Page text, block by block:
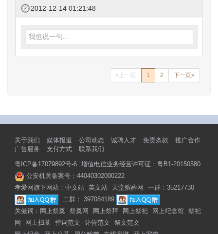
2012-12-14 01:21:48
我也说一句...
«上一页 1 2 下一页»
关于我们 媒体报道 公司动态 诚聘人才 免责条款
推广合作
广告服务
支付方式 联系我们
粤ICP备17079892号-6 增值电信业务经营许可证：粤B1-20150580
公安机关备案号：44040302000222
孝爱网旗下网站： 中文站 英文站 天堂殡葬网
一群：35217730
二群： 397084189
关健词： 网上祭奠 祭奠网 网上祭拜 网上祭祀 网上纪念馆 祭祀
网
网上扫墓 悼词范文 讣告范文
祭文范文